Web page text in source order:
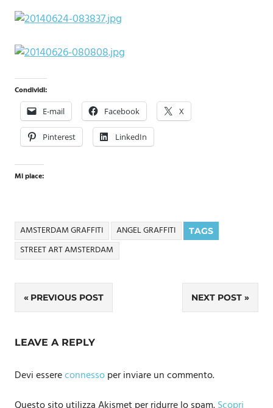
Condividi:
E-mail Facebook X
Pinterest LinkedIn
Mi piace:
TAGS
AMSTERDAM GRAFFITI
ANGEL GRAFFITI
STREET ART AMSTERDAM
Navigazione
PREVIOUS POST NEXT POST
LEAVE A REPLY
Devi essereconnessoper inviare un commento.